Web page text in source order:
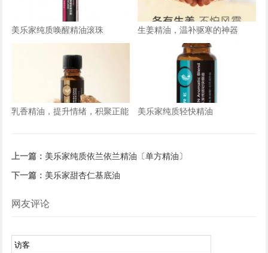
美乐家纯质唤醒精油滚珠 生姜精油，温补驱寒的神器
乳香精油，提升情绪，积聚正能
美乐家纯质轻快精油
上一篇： 美乐家纯质依兰依兰精油〔单方精油〕
下一篇： 美乐家甜杏仁基底油
网友评论